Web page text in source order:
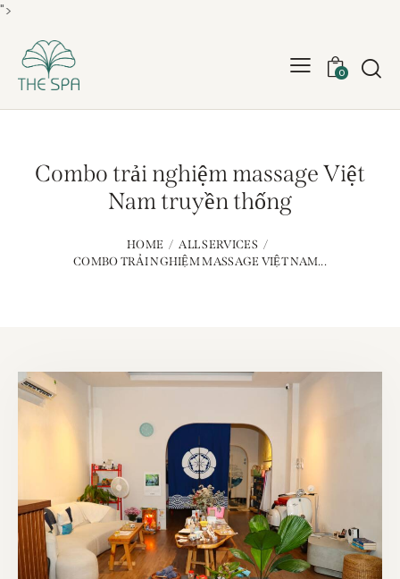
">
0
Combo trải nghiệm massage Việt
Nam truyền thống
HOME
ALL SERVICES
COMBO TRẢI NGHIỆM MASSAGE VIỆT NAM...